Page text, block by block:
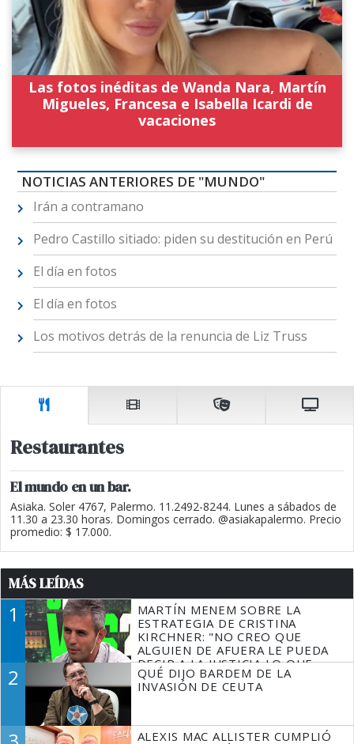
Las fotos inéditas de Wanda Nara, Martín
Migueles, Francesa e Isabella Icardi de
vacaciones
NOTICIAS ANTERIORES DE "MUNDO"
Irán a contramano
Pedro Castillo sitiado: piden su destitución en Perú
El día en fotos
El día en fotos
Los motivos detrás de la renuncia de Liz Truss
Restaurantes
El mundo en un bar.
Asiaka. Soler 4767, Palermo. 11.2492-8244. Lunes a sábados de
11.30 a 23.30 horas. Domingos cerrado. @asiakapalermo. Precio
promedio: $ 17.000.
MÁS LEÍDAS
1
MARTÍN MENEM SOBRE LA
ESTRATEGIA DE CRISTINA
KIRCHNER: "NO CREO QUE
ALGUIEN DE AFUERA LE PUEDA
DECIR A LA JUSTICIA LO QUE
TIENE QUE HACER"
2
QUÉ DIJO BARDEM DE LA
INVASIÓN DE CEUTA
ALEXIS MAC ALLISTER CUMPLIÓ